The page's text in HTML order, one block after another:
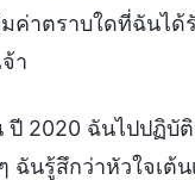
ค่าตราบใดที่ฉันได้
า
ปี 2020 ฉันไปปฏิบั
ฉันรู้สึกว่าหัวใจเต้